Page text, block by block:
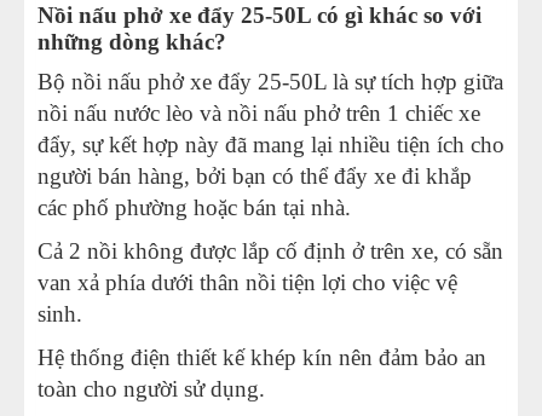
Nồi nấu phở xe đẩy 25-50L có gì khác so với
những dòng khác?
Bộ nồi nấu phở xe đẩy 25-50L là sự tích hợp giữa
nồi nấu nước lèo và nồi nấu phở trên 1 chiếc xe
đẩy, sự kết hợp này đã mang lại nhiều tiện ích cho
người bán hàng, bởi bạn có thể đẩy xe đi khắp
các phố phường hoặc bán tại nhà.
Cả 2 nồi không được lắp cố định ở trên xe, có sẵn
van xả phía dưới thân nồi tiện lợi cho việc vệ
sinh.
Hệ thống điện thiết kế khép kín nên đảm bảo an
toàn cho người sử dụng.